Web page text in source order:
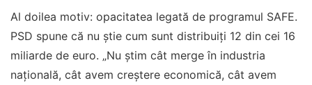
Al doilea motiv: opacitatea legată de programul SAFE.
PSD spune că nu știe cum sunt distribuiți 12 din cei 16
miliarde de euro. „Nu știm cât merge în industria
națională, cât avem creștere economică, cât avem